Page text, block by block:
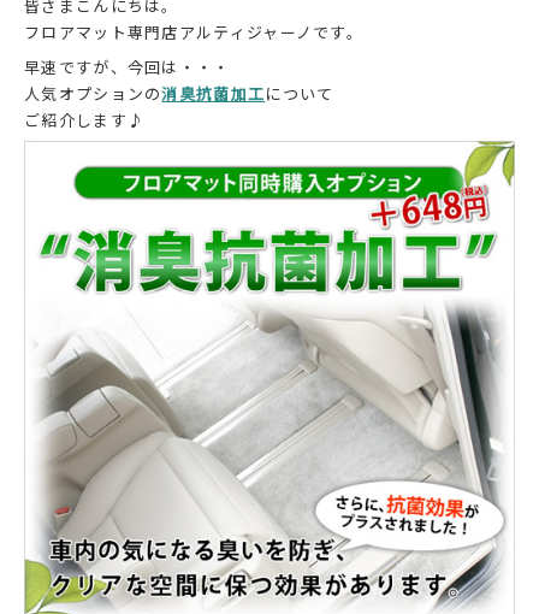
皆さまこんにちは。
フロアマット専門店アルティジャーノです。
早速ですが、今回は・・・
人気オプションの消臭抗菌加工について
ご紹介します♪